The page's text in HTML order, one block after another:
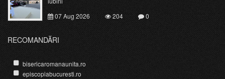
07 Aug 2026
204 0
RECOMANDĂRI
bisericaromanaunita.ro
episcopiabucuresti.ro